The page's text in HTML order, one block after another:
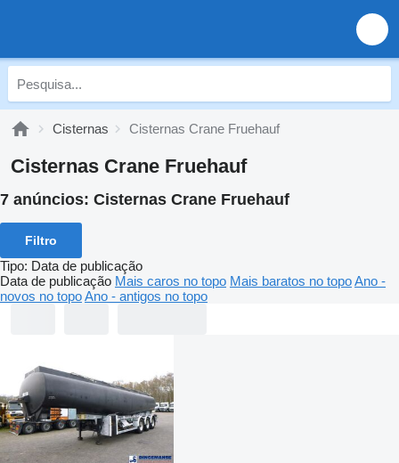
Cisternas Cisternas Crane Fruehauf
Cisternas Crane Fruehauf
7 anúncios: Cisternas Crane Fruehauf
Filtro
Tipo: Data de publicação
Data de publicação Mais caros no topo Mais baratos no topoAno -
novos no topoAno - antigos no topo